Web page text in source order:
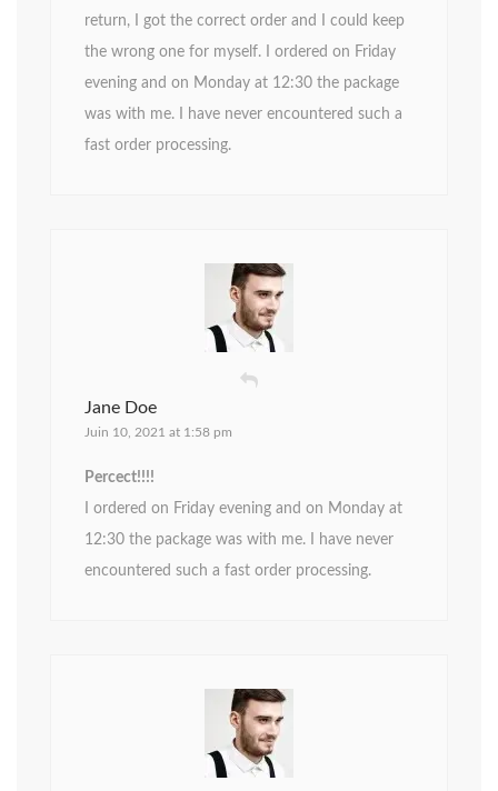
return, I got the correct order and I could keep
the wrong one for myself. I ordered on Friday
evening and on Monday at 12:30 the package
was with me. I have never encountered such a
fast order processing.
Jane Doe
Juin 10, 2021 at 1:58 pm
Percect!!!!
I ordered on Friday evening and on Monday at
12:30 the package was with me. I have never
encountered such a fast order processing.